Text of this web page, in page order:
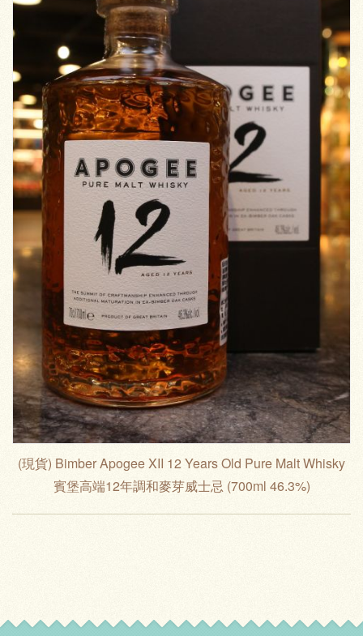
(現貨) Bimber Apogee XII 12 Years Old Pure Malt Whisky
賓堡高端12年調和麥芽威士忌 (700ml 46.3%)